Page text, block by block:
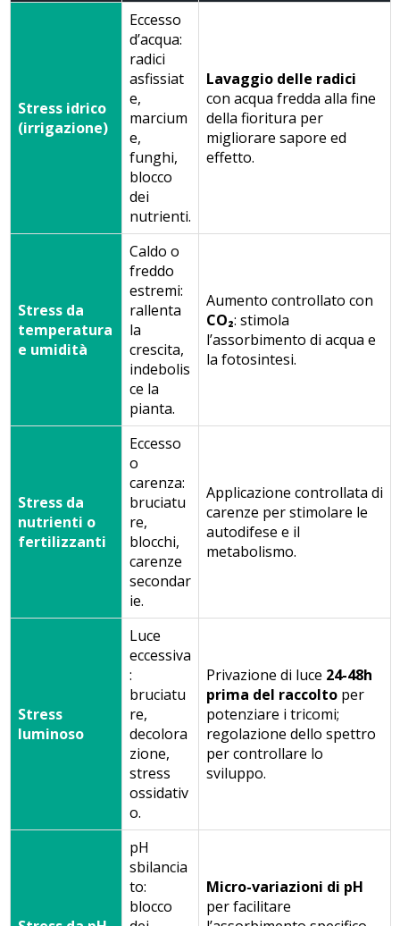
Stress idrico
(irrigazione)
Eccesso
d’acqua:
radici
asfissiat
e,
marcium
e,
funghi,
blocco
dei
nutrienti.
Lavaggio delle radici
con acqua fredda alla fine
della fioritura per
migliorare sapore ed
effetto.
Stress da
temperatura
e umidità
Caldo o
freddo
estremi:
rallenta
la
crescita,
indebolis
ce la
pianta.
Aumento controllato con
CO₂: stimola
l’assorbimento di acqua e
la fotosintesi.
Stress da
nutrienti o
fertilizzanti
Eccesso
o
carenza:
bruciatu
re,
blocchi,
carenze
secondar
ie.
Applicazione controllata di
carenze per stimolare le
autodifese e il
metabolismo.
Stress
luminoso
Luce
eccessiva
:
bruciatu
re,
decolora
zione,
stress
ossidativ
o.
Privazione di luce 24-48h
prima del raccoltoper
potenziare i tricomi;
regolazione dello spettro
per controllare lo
sviluppo.
pH
sbilancia
to:
blocco
Micro-variazioni di pH
per facilitare